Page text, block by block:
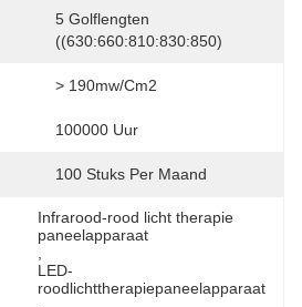
5 Golflengten
((630:660:810:830:850)
> 190mw/cm2
100000 Uur
100 Stuks Per Maand
Infrarood-rood licht therapie
paneelapparaat
LED-
roodlichttherapiepaneelapparaat